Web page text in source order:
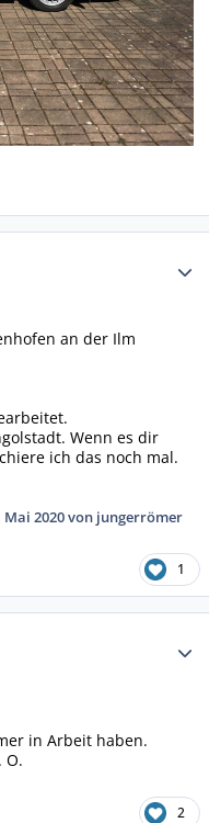
an der Ilm
Wenn es dir
ich das noch mal.
Mai 2020von jungerrömer
1
in Arbeit haben.
O.
2